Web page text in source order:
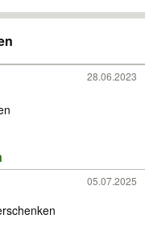
28.06.2023
05.07.2025